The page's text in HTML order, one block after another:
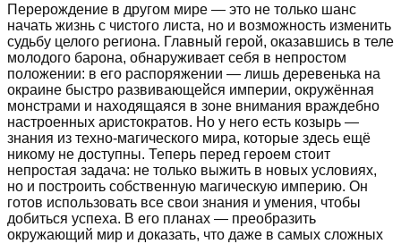
Перерождение в другом мире — это не только шанс
начать жизнь с чистого листа, но и возможность изменить
судьбу целого региона. Главный герой, оказавшись в теле
молодого барона, обнаруживает себя в непростом
положении: в его распоряжении — лишь деревенька на
окраине быстро развивающейся империи, окружённая
монстрами и находящаяся в зоне внимания враждебно
настроенных аристократов. Но у него есть козырь —
знания из техно-магического мира, которые здесь ещё
никому не доступны. Теперь перед героем стоит
непростая задача: не только выжить в новых условиях,
но и построить собственную магическую империю. Он
готов использовать все свои знания и умения, чтобы
добиться успеха. В его планах — преобразить
окружающий мир и доказать, что даже в самых сложных